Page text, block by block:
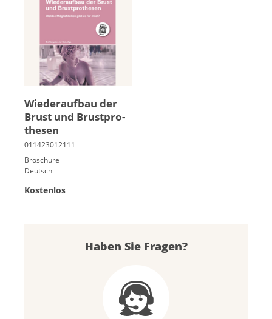
Wie­der­auf­bau der
Brust und Brust­pro­
the­sen
Broschüre
Deutsch
Kostenlos
Haben Sie Fragen?